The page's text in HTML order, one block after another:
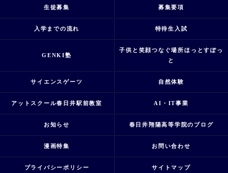
生徒募集 募集要項
入学までの流れ 特待生入試
GENKI塾
子供と笑顔つなぐ場所ほっとすぽっ
と
サイエンスゲーツ 自然体験
アットスクール春日井駅前教室 AI・IT事業
お知らせ 春日井翔陽高等学院のブログ
漫画特集 お問い合わせ
プライバシーポリシー サイトマップ